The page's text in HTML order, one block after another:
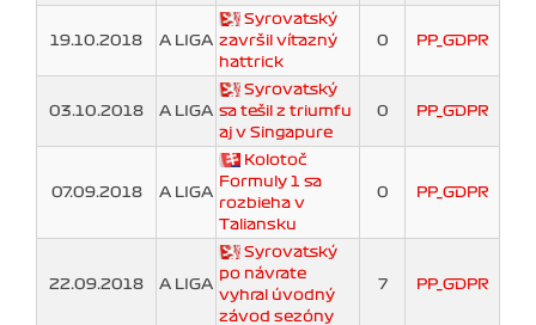
19.10.2018 A LIGA
Syrovatský
završil víťazný
hattrick
0 PP_GDPR
03.10.2018 A LIGA
Syrovatský
sa tešil z triumfu
aj v Singapure
0 PP_GDPR
07.09.2018 A LIGA
Kolotoč
Formuly 1 sa
rozbieha v
Taliansku
0 PP_GDPR
22.09.2018 A LIGA
Syrovatský
po návrate
vyhral úvodný
závod sezóny
7 PP_GDPR